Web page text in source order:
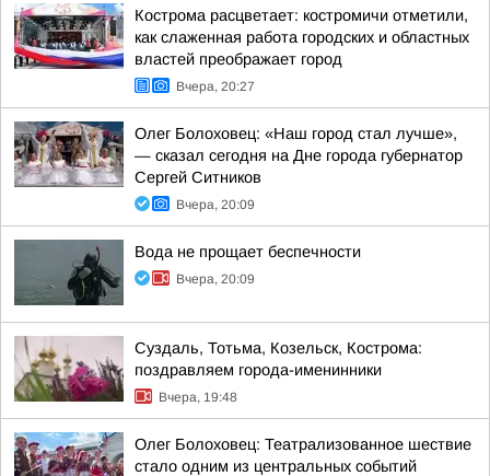
Кострома расцветает: костромичи отметили,
как слаженная работа городских и областных
властей преображает город
Вчера, 20:27
Олег Болоховец: «Наш город стал лучше»,
— сказал сегодня на Дне города губернатор
Сергей Ситников
Вчера, 20:09
Вода не прощает беспечности
Вчера, 20:09
Суздаль, Тотьма, Козельск, Кострома:
поздравляем города-именинники
Вчера, 19:48
Олег Болоховец: Театрализованное шествие
стало одним из центральных событий